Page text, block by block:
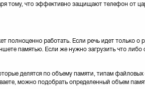
тому, что эффективно защищают телефон от
полноценно работать. Если речь идет только о
памятью. Если же нужно загрузить что
делятся по объему памяти, типам
можно подобрать определенный объем